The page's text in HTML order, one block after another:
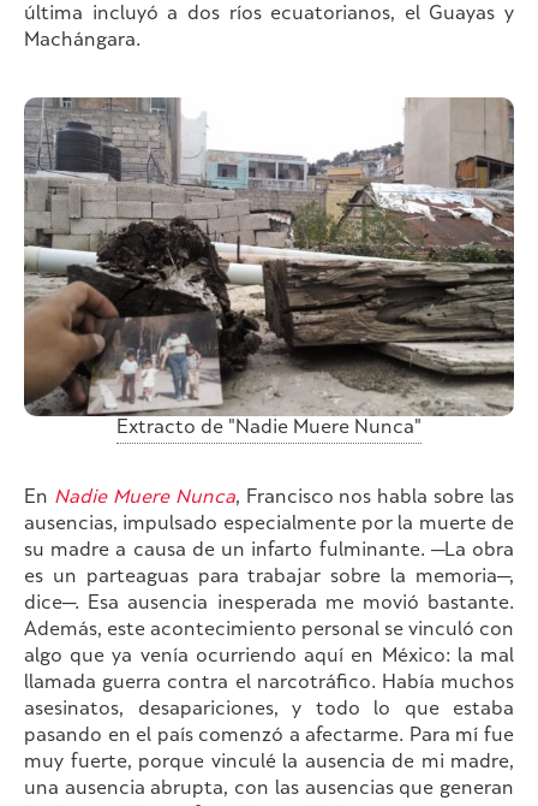
última incluyó a dos ríos ecuatorianos, el Guayas y
Machángara.
Extracto de "Nadie Muere Nunca"
En Nadie Muere Nunca, Francisco nos habla sobre las
ausencias, impulsado especialmente por la muerte de
su madre a causa de un infarto fulminante. —La obra
es un parteaguas para trabajar sobre la memoria—,
dice—. Esa ausencia inesperada me movió bastante.
Además, este acontecimiento personal se vinculó con
algo que ya venía ocurriendo aquí en México: la mal
llamada guerra contra el narcotráfico. Había muchos
asesinatos, desapariciones, y todo lo que estaba
pasando en el país comenzó a afectarme. Para mí fue
muy fuerte, porque vinculé la ausencia de mi madre,
una ausencia abrupta, con las ausencias que generan